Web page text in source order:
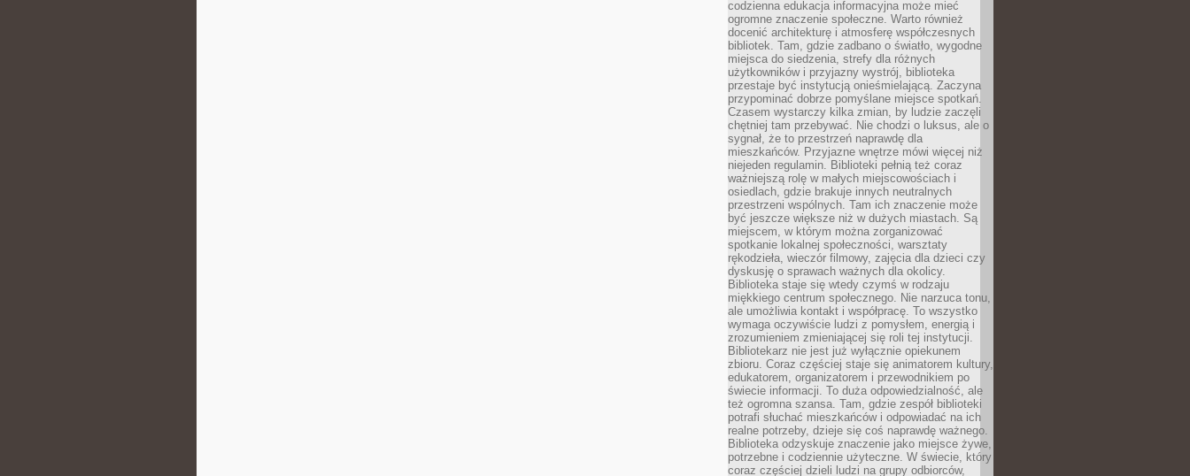
codzienna edukacja informacyjna może mieć
ogromne znaczenie społeczne. Warto również
docenić architekturę i atmosferę współczesnych
bibliotek. Tam, gdzie zadbano o światło, wygodne
miejsca do siedzenia, strefy dla różnych
użytkowników i przyjazny wystrój, biblioteka
przestaje być instytucją onieśmielającą. Zaczyna
przypominać dobrze pomyślane miejsce spotkań.
Czasem wystarczy kilka zmian, by ludzie zaczęli
chętniej tam przebywać. Nie chodzi o luksus, ale o
sygnał, że to przestrzeń naprawdę dla
mieszkańców. Przyjazne wnętrze mówi więcej niż
niejeden regulamin. Biblioteki pełnią też coraz
ważniejszą rolę w małych miejscowościach i
osiedlach, gdzie brakuje innych neutralnych
przestrzeni wspólnych. Tam ich znaczenie może
być jeszcze większe niż w dużych miastach. Są
miejscem, w którym można zorganizować
spotkanie lokalnej społeczności, warsztaty
rękodzieła, wieczór filmowy, zajęcia dla dzieci czy
dyskusję o sprawach ważnych dla okolicy.
Biblioteka staje się wtedy czymś w rodzaju
miękkiego centrum społecznego. Nie narzuca tonu,
ale umożliwia kontakt i współpracę. To wszystko
wymaga oczywiście ludzi z pomysłem, energią i
zrozumieniem zmieniającej się roli tej instytucji.
Bibliotekarz nie jest już wyłącznie opiekunem
zbioru. Coraz częściej staje się animatorem kultury,
edukatorem, organizatorem i przewodnikiem po
świecie informacji. To duża odpowiedzialność, ale
też ogromna szansa. Tam, gdzie zespół biblioteki
potrafi słuchać mieszkańców i odpowiadać na ich
realne potrzeby, dzieje się coś naprawdę ważnego.
Biblioteka odzyskuje znaczenie jako miejsce żywe,
potrzebne i codziennie użyteczne. W świecie, który
coraz częściej dzieli ludzi na grupy odbiorców,